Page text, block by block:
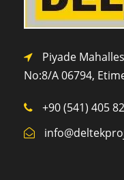
Piyade
No:8/A 06794,
+90 (541) 405